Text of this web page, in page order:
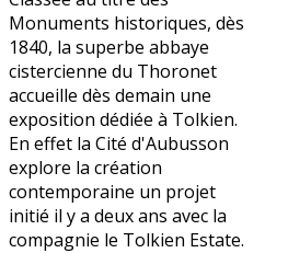
Monuments historiques, dès
1840, la superbe abbaye
cistercienne du Thoronet
accueille dès demain une
exposition dédiée à Tolkien.
En effet la Cité d'Aubusson
explore la création
contemporaine un projet
initié il y a deux ans avec la
compagnie le Tolkien Estate.